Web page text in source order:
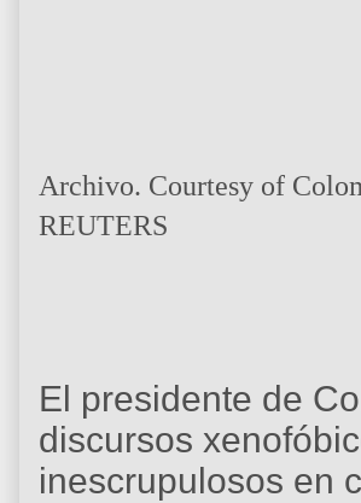
Archivo. Courtesy of
REUTERS
El presidente de
discursos
inescrupulosos en